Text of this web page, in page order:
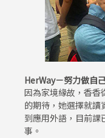
HerWay－努力做自
因為家境緣故，香香
的期待，她選擇就讀
到應用外語，目前課
事。